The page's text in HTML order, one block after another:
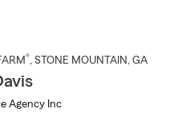
®, STONE MOUNTAIN , GA
Agency Inc